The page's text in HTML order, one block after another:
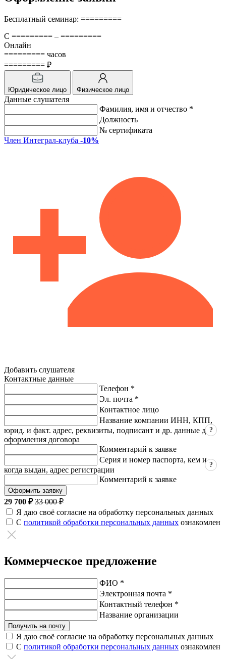
Бесплатный семинар: =========
С ========= – =========
Онлайн
========= часов
========= ₽
Юридическое лицо Физическое лицо
Данные слушателя
Фамилия, имя и отчество *
Должность
№ сертификата
Член Интеграл-клуба -10%
Добавить слушателя
Контактные данные
Телефон *
Эл. почта *
Контактное лицо
Название компании ИНН, КПП,
юрид. и факт. адрес, реквизиты, подписант и др. данные для
оформления договора
?
Комментарий к заявке
Серия и номер паспорта, кем и
когда выдан, адрес регистрации
?
Комментарий к заявке
Оформить заявку
29 700 ₽ 33 000 ₽
Я даю своё согласие на обработку персональных данных
С политикой обработки персональных данных ознакомлен
Коммерческое предложение
ФИО *
Электронная почта *
Контактный телефон *
Название организации
Получить на почту
Я даю своё согласие на обработку персональных данных
С политикой обработки персональных данных ознакомлен